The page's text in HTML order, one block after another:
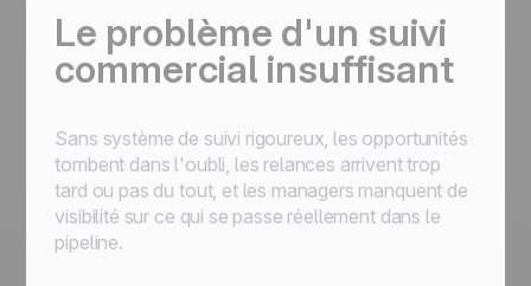
Le problème d'un suivi
commercial insuffisant
Sans système de suivi rigoureux, les opportunités
tombent dans l'oubli, les relances arrivent trop
tard ou pas du tout, et les managers manquent de
visibilité sur ce qui se passe réellement dans le
pipeline.